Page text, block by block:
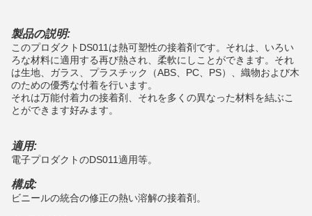
製品の説明:
このプロダクトDS011は熱可塑性の接着剤です。それは、いろい
ろな材料に適用する再び熱され、柔軟にしことができます。それ
は生地、ガラス、プラスチック（ABS、PC、PS）、織物および木
のための優秀な付着を行います。
それは万能付着力の接着剤、それを多くの異なった材料を結ぶこ
とができます好みます。
適用:
電子プロダクトのDS011適用等。
構成:
ビニールの統合の修正の熱い溶解の接着剤。